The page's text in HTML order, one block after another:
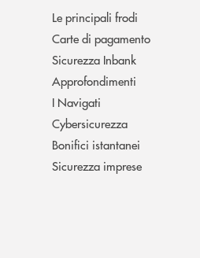
Le principali frodi
Carte di pagamento
Sicurezza Inbank
Approfondimenti
I Navigati
Cybersicurezza
Bonifici istantanei
Sicurezza imprese